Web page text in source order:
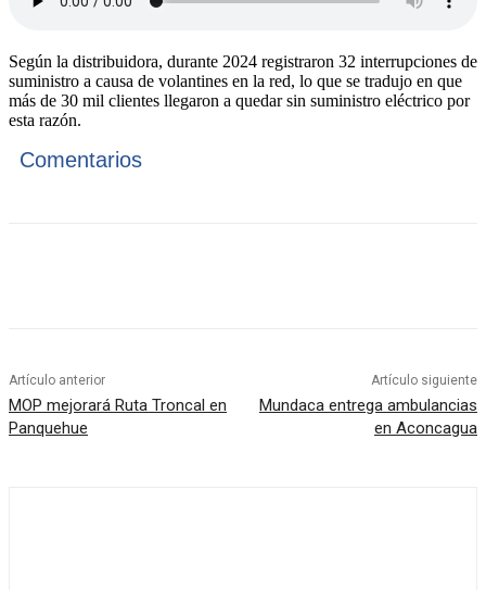
Según la distribuidora, durante 2024 registraron 32 interrupciones de
suministro a causa de volantines en la red, lo que se tradujo en que
más de 30 mil clientes llegaron a quedar sin suministro eléctrico por
esta razón.
Comentarios
Artículo anterior
MOP mejorará Ruta Troncal en
Panquehue
Artículo siguiente
Mundaca entrega ambulancias
en Aconcagua